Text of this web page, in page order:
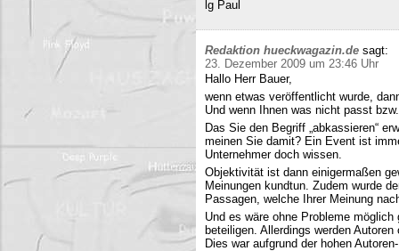
lg Paul
Redaktion hueckwagazin.de sagt:
23. Dezember 2009 um 23:46 Uhr
Hallo Herr Bauer,
wenn etwas veröffentlicht wurde,
Und wenn Ihnen was nicht passt
Das Sie den Begriff „abkassieren“
meinen Sie damit? Ein Event ist
Unternehmer doch wissen.
Objektivität ist dann einigermaßen
Meinungen kundtun. Zudem wurde
Passagen, welche Ihrer Meinung
Und es wäre ohne Probleme
beteiligen. Allerdings werden
Dies war aufgrund der hohen